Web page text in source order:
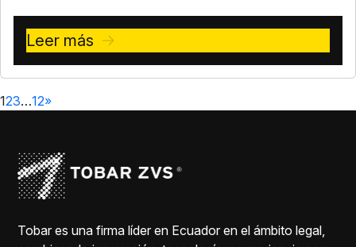
Leer más
123…12»
Tobar es una firma líder en Ecuador en el ámbito legal,